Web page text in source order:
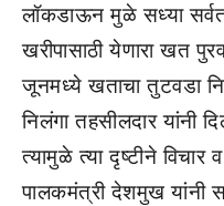
लॉकडाऊन मुळे सध्या
खरीपासाठी येणारा खत
जूनमध्ये खताचा तुटवडा
निलंगा तहसीलदार यांनी
त्यामुळे त्या दृष्टीने विचार
पालकमंत्री देशमुख यांनी